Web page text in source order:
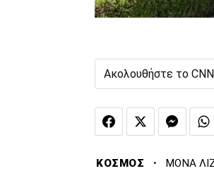
Ακολουθήστε το
ΚΟΣΜΟΣ · ΜΟΝΑ